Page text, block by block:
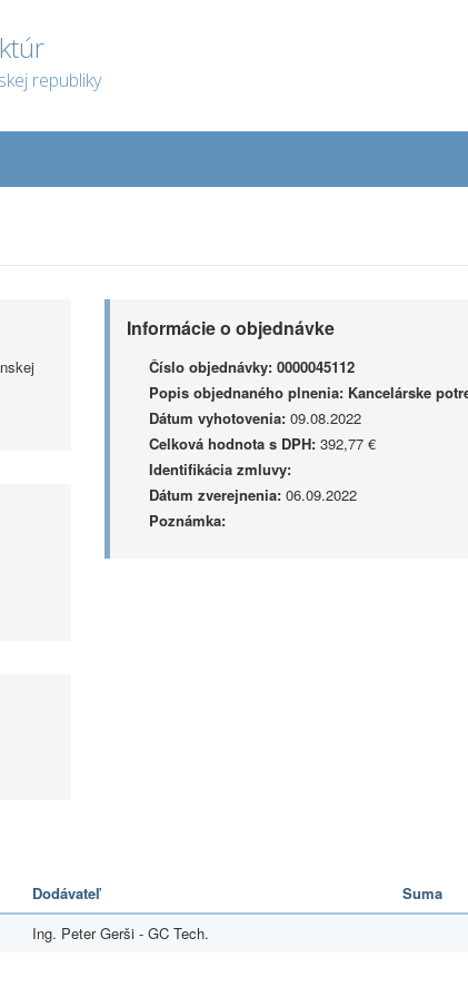
republiky
Informácie o objednávke
Číslo objednávky: 0000045112
Popis objednaného plnenia: Kancelárske
Dátum vyhotovenia:09.08.2022
Celková hodnota s DPH:392,77 €
Identifikácia zmluvy:
Dátum zverejnenia:06.09.2022
Poznámka:
Dodávateľ Suma
Ing. Peter Gerši - GC Tech.